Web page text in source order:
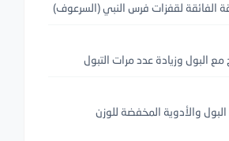
الفائقة لقفزات فرس النبي (السرعوف)
مع البول وزيادة عدد مرات التبول
والأدوية المخفضة للوزن